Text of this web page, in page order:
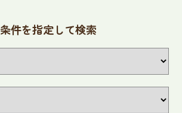
条件を指定して検索